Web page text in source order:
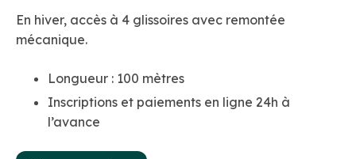
En hiver, accès à 4 glissoires avec remontée
mécanique.
Longueur : 100 mètres
Inscriptions et paiements en ligne 24h à
l’avance